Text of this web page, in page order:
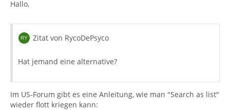
Hallo,
Zitat von RycoDePsyco
Hat jemand eine alternative?
Im US-Forum gibt es eine Anleitung, wie man "Search as list"
wieder flott kriegen kann: